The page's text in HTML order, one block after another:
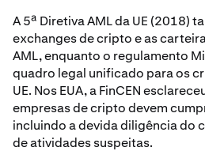
A 5ª Diretiva AML da UE (2018)
exchanges de cripto e as
AML, enquanto o regulamento
quadro legal unificado para os
UE. Nos EUA, a FinCEN
empresas de cripto devem
incluindo a devida diligência do
de atividades suspeitas.